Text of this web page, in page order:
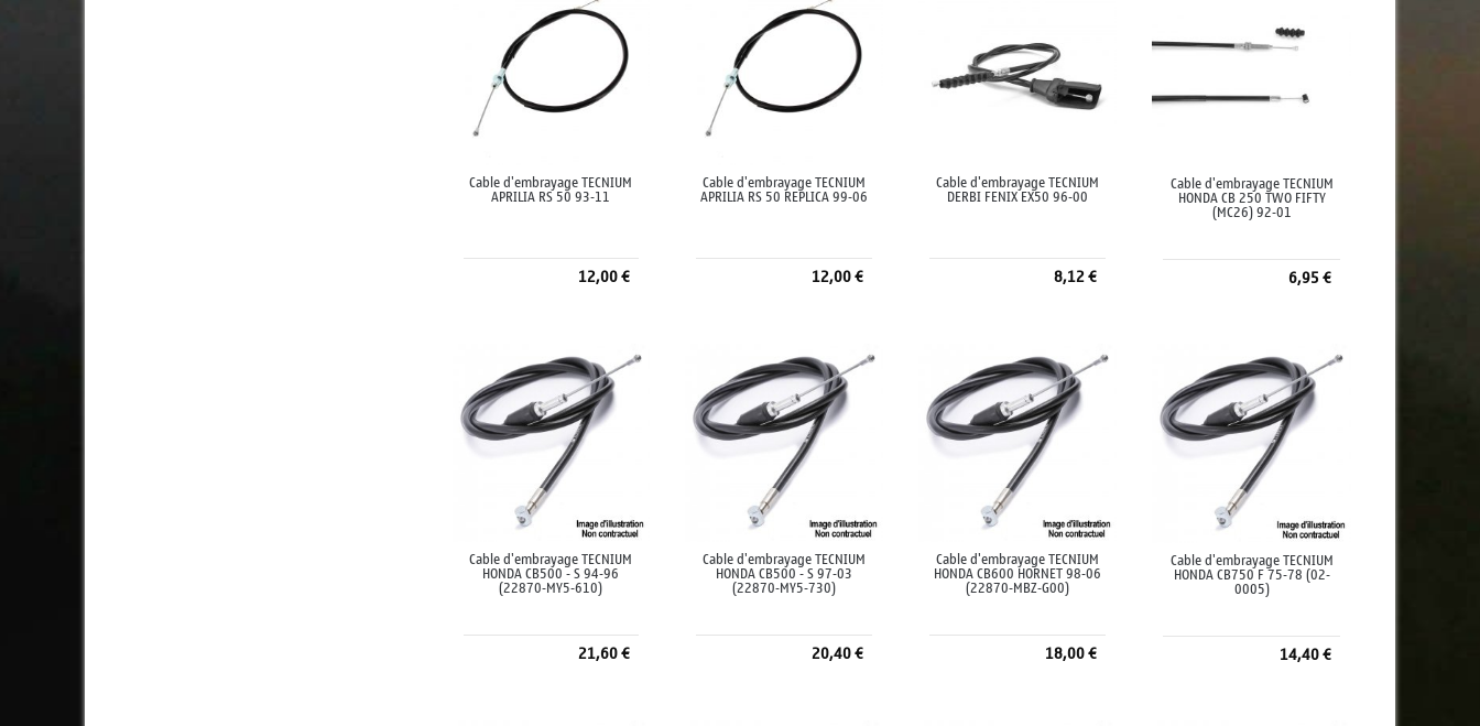
Cable d'embrayage TECNIUM
APRILIA RS 50 93-11
12,00 €
Cable d'embrayage TECNIUM
APRILIA RS 50 REPLICA 99-06
12,00 €
Cable d'embrayage TECNIUM
DERBI FENIX EX50 96-00
8,12 €
Cable d'embrayage TECNIUM
HONDA CB 250 TWO FIFTY
(MC26) 92-01
6,95 €
Cable d'embrayage TECNIUM
HONDA CB500 - S 94-96
(22870-MY5-610)
21,60 €
Cable d'embrayage TECNIUM
HONDA CB500 - S 97-03
(22870-MY5-730)
20,40 €
Cable d'embrayage TECNIUM
HONDA CB600 HORNET 98-06
(22870-MBZ-G00)
18,00 €
Cable d'embrayage TECNIUM
HONDA CB750 F 75-78 (02-
0005)
14,40 €